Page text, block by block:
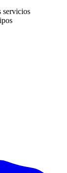
servicios